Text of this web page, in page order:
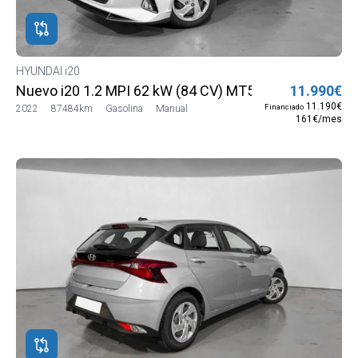
HYUNDAI i20
Nuevo i20 1.2 MPI 62 kW (84 CV) MT5 2WD Sense
2022 87484km Gasolina Manual
11.990€
Financiado 11.190€
161€/mes